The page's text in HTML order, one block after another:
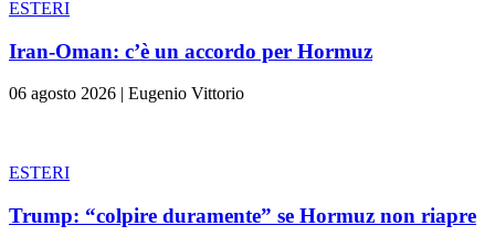
ESTERI
Iran-Oman: c’è un accordo per Hormuz
06 agosto 2026 | Eugenio Vittorio
ESTERI
Trump: “colpire duramente” se Hormuz non riapre